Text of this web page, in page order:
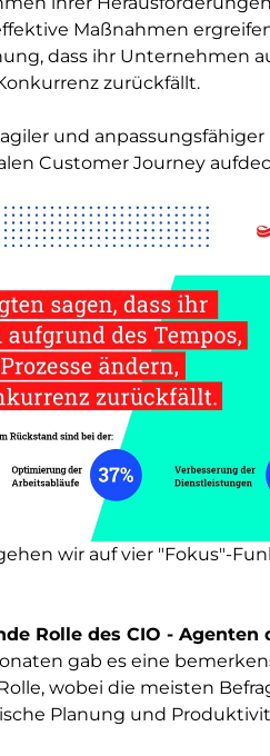
Maßnahmen
dass ihr Unternehmen
zurückfällt.
und
Customer Journey
wir auf vier "Fokus"-
Rolle des CIO - Agenten
gab es eine
wobei die meisten
Planung und